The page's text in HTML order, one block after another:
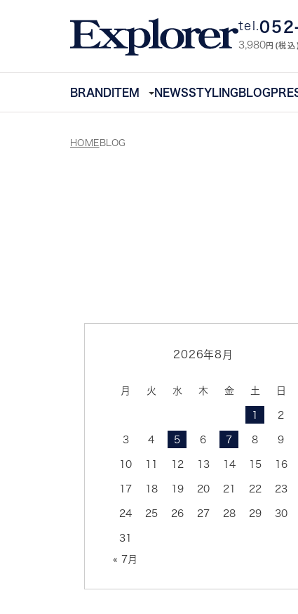
tel.
3,980円(税込
BRANDITEM NEWSSTYLINGBLOG
HOMEBLOG
2026年8月
月 火 水 木 金 土 日
1 2
3 4 5 6 7 8 9
10 11 12 13 14 15 16
17 18 19 20 21 22 23
24 25 26 27 28 29 30
31
« 7月